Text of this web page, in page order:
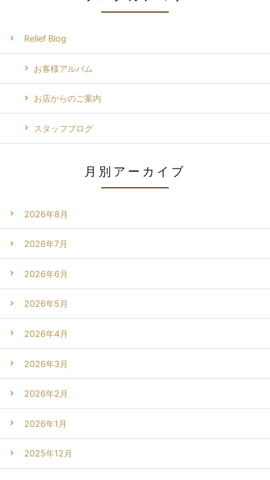
Relief Blog
お客様アルバム
お店からのご案内
スタッフブログ
月別アーカイブ
2026年8月
2026年7月
2026年6月
2026年5月
2026年4月
2026年3月
2026年2月
2026年1月
2025年12月